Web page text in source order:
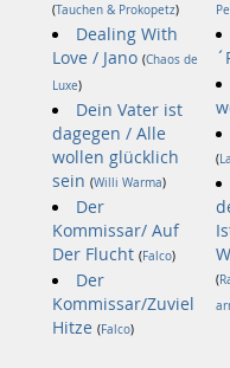
(Tauchen & Prokopetz)
Dealing With
Love / Jano (Chaos de
Luxe)
Dein Vater ist
dagegen / Alle
wollen glücklich
sein (Willi Warma)
Der
Kommissar/ Auf
Der Flucht (Falco)
Der
Kommissar/Zuviel
Hitze (Falco)
(
(